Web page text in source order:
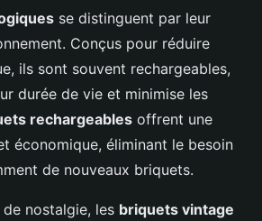
se distinguent par leur
Conçus pour réduire
ils sont souvent rechargeables,
durée de vie et minimise les
rechargeables offrent une
économique, éliminant le besoin
de nouveaux briquets.
nostalgie, les briquets vintage